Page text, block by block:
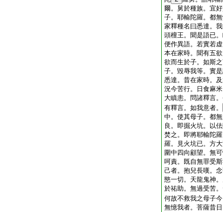
爾。舅於種族。宜
子。耶輸陀羅。都
家釋種名曰悉達。
頭檀王。聞是語已
便作異語。若實若
本在家時。聞有五
欲而生於子。如斯
子。毀辱我等。實
悉達。昔在家時。
況今苦行。日食麻
大瞋恚。問諸釋言
有釋言。如我意者。
中。使其母子。都
良。即掘火坑。以
焚之。即將耶輸陀
羅。見火坑已。方
圍中四向顧望。無
呵責。既自無罪受
己者。抱兒長嘆。
愍一切。天龍鬼神
於祐助。無過受苦
何故不救我之母子
無憶我者。菩薩昔